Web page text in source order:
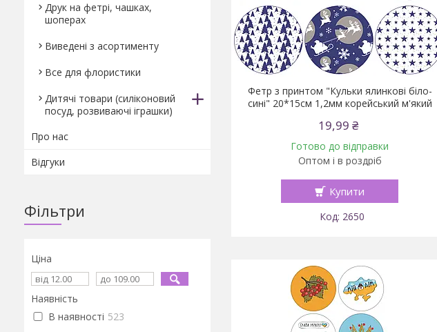
Фетр з принтом "Кульки ялинкові біло-
сині" 20*15см 1,2мм корейський м'який
19,99 ₴
Готово до відправки
Оптом і в роздріб
Купити
2650
Друк на фетрі, чашках,
шоперах
Виведені з асортименту
Все для флористики
Дитячі товари (силіконовий
посуд, розвиваючі іграшки)
Про нас
Відгуки
Фільтри
Ціна
Наявність
В наявності 523